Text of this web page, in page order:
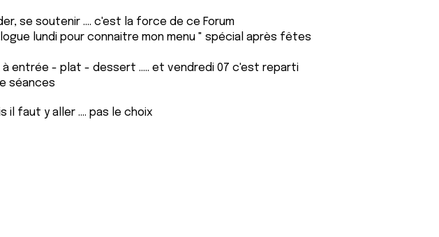
se soutenir .... c'est la force de ce Forum
lundi pour connaitre mon menu " spécial après fêtes
entrée - plat - dessert ..... et vendredi 07 c'est reparti
séances
il faut y aller .... pas le choix